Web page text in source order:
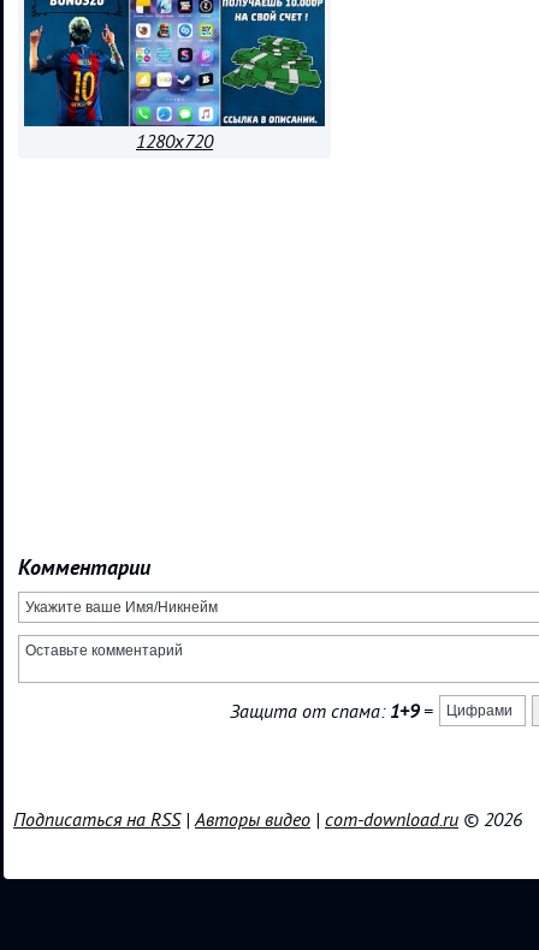
1280x720
Комментарии
Защита от спама: 1+9=
Подписаться на RSS|Авторы видео | com-download.ru © 2026